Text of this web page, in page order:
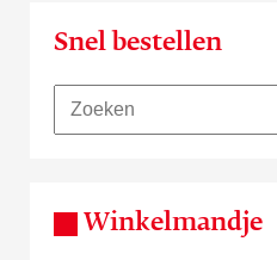
Snel bestellen
Winkelmandje